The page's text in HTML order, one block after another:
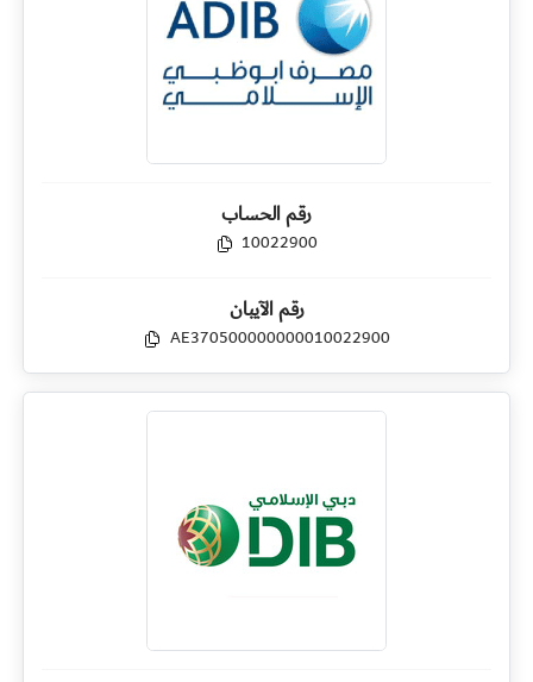
رقم الحساب
10022900
رقم الآيبان
AE370500000000010022900